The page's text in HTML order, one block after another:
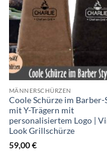
MÄNNERSCHÜRZEN
Coole Schürze im Barber-
mit Y-Trägern mit
personalisiertem Logo |
Look Grillschürze
59,00€